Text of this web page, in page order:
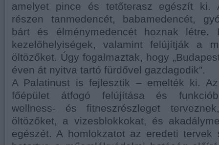
amelyet pince és tetőterasz egészít ki.
részen tanmedencét, babamedencét,
bárt és élménymedencét hoznak létre.
kezelőhelyiségek, valamint felújítják a
öltözőket. Úgy fogalmaztak, hogy
éven át nyitva tartó fürdővel gazdagodik”.
A Palatinust is fejlesztik – emelték ki.
főépület átfogó felújítása és
wellness- és fitneszrészleget
öltözőket, a vizesblokkokat, és
egészét. A homlokzatot az eredeti tervek